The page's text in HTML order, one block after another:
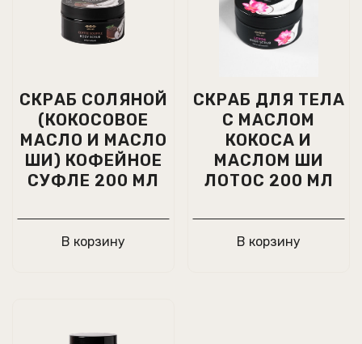
СКРАБ СОЛЯНОЙ
(КОКОСОВОЕ
МАСЛО И МАСЛО
ШИ) КОФЕЙНОЕ
СУФЛЕ 200 МЛ
В корзину
CКРАБ ДЛЯ ТЕЛА
С МАСЛОМ
КОКОСА И
МАСЛОМ ШИ
ЛОТОС 200 МЛ
В корзину